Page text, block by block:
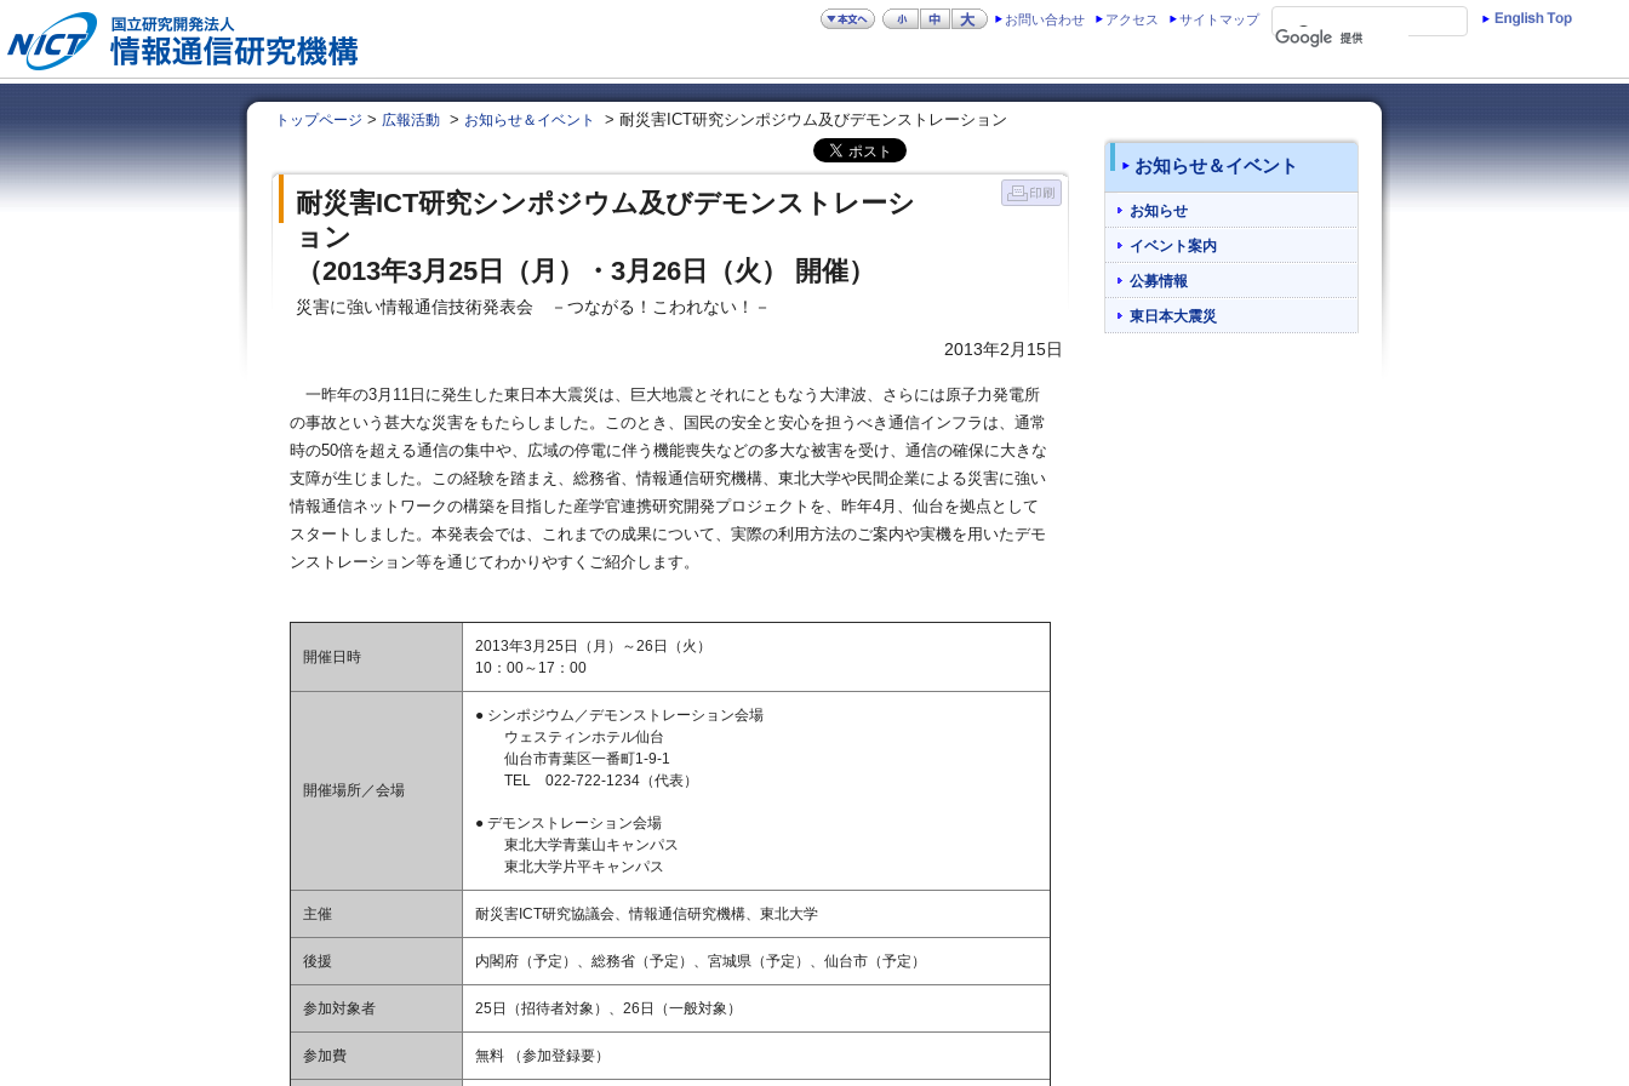
お問い合わせ アクセス サイトマップ
トップページ > 広報活動 > お知らせ＆イベント > 耐災害ICT研究シンポジウム及びデモンストレーション
耐災害ICT研究シンポジウム及びデモンストレーシ
ョン
（2013年3月25日（月）・3月26日（火） 開催）
災害に強い情報通信技術発表会 －つながる！こわれない！－
2013年2月15日
一昨年の3月11日に発生した東日本大震災は、巨大地震とそれにともなう大津波、さらには原子力発電所
の事故という甚大な災害をもたらしました。このとき、国民の安全と安心を担うべき通信インフラは、通常
時の50倍を超える通信の集中や、広域の停電に伴う機能喪失などの多大な被害を受け、通信の確保に大きな
支障が生じました。この経験を踏まえ、総務省、情報通信研究機構、東北大学や民間企業による災害に強い
情報通信ネットワークの構築を目指した産学官連携研究開発プロジェクトを、昨年4月、仙台を拠点として
スタートしました。本発表会では、これまでの成果について、実際の利用方法のご案内や実機を用いたデモ
ンストレーション等を通じてわかりやすくご紹介します。
開催日時
2013年3月25日（月）～26日（火）
10：00～17：00
開催場所／会場
● シンポジウム／デモンストレーション会場
ウェスティンホテル仙台
仙台市青葉区一番町1-9-1
TEL 022-722-1234（代表）
● デモンストレーション会場
東北大学青葉山キャンパス
東北大学片平キャンパス
主催 耐災害ICT研究協議会、情報通信研究機構、東北大学
後援 内閣府（予定）、総務省（予定）、宮城県（予定）、仙台市（予定）
参加対象者 25日（招待者対象）、26日（一般対象）
参加費 無料 （参加登録要）
お知らせ＆イベント
お知らせ
イベント案内
公募情報
東日本大震災